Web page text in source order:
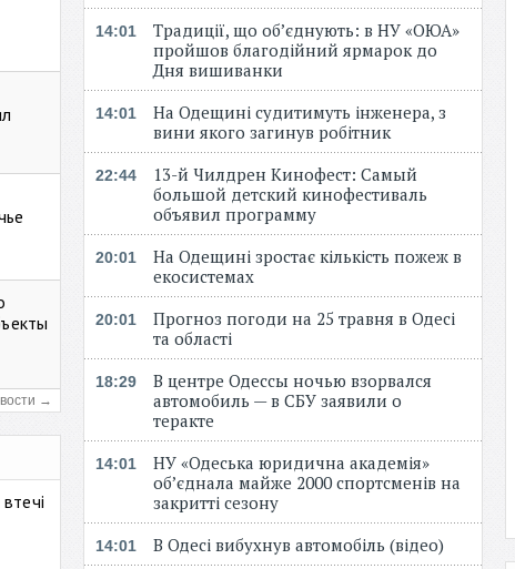
→
14:01
Традиції, що об’єднують: в НУ «ОЮА»
пройшов благодійний ярмарок до
Дня вишиванки
14:01
На Одещині судитимуть інженера, з
вини якого загинув робітник
22:44
13-й Чилдрен Кинофест: Самый
большой детский кинофестиваль
объявил программу
20:01
На Одещині зростає кількість пожеж в
екосистемах
20:01
Прогноз погоди на 25 травня в Одесі
та області
18:29
В центре Одессы ночью взорвался
автомобиль — в СБУ заявили о
теракте
14:01
НУ «Одеська юридична академія»
об’єднала майже 2000 спортсменів на
закритті сезону
14:01 В Одесі вибухнув автомобіль (відео)